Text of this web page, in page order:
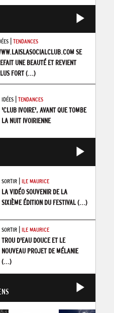
| TENDANCES
SE
UNE BEAUTÉ ET REVIENT
FORT(...)
IDÉES| TENDANCES
'CLUB IVOIRE', AVANT QUE TOMBE
LA NUIT IVOIRIENNE
SORTIR| ILE MAURICE
LA VIDÉO SOUVENIR DE LA
SIXIÈME ÉDITION DU FESTIVAL(...)
SORTIR| ILE MAURICE
TROU D'EAU DOUCE ET LE
NOUVEAU PROJET DE MÉLANIE
(...)